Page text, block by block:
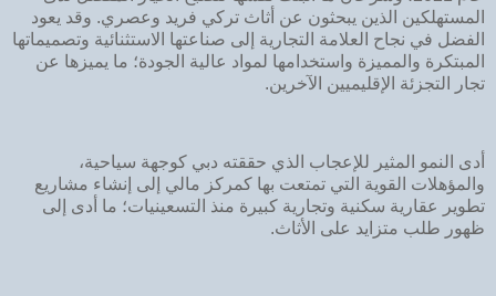
المستهلكين الذين يبحثون عن أثاث تركي فريد وعصري. وقد يعود
الفضل في نجاح العلامة التجارية إلى صناعتها الاستثنائية وتصميماتها
المبتكرة والمميزة واستخدامها لمواد عالية الجودة؛ ما يميزها عن
تجار التجزئة الإقليميين الآخرين.
أدى النمو المثير للإعجاب الذي حققته دبي كوجهة سياحية،
والمؤهلات القوية التي تمتعت بها كمركز مالي إلى إنشاء مشاريع
تطوير عقارية سكنية وتجارية كبيرة منذ التسعينيات؛ ما أدى إلى
ظهور طلب متزايد على الأثاث.